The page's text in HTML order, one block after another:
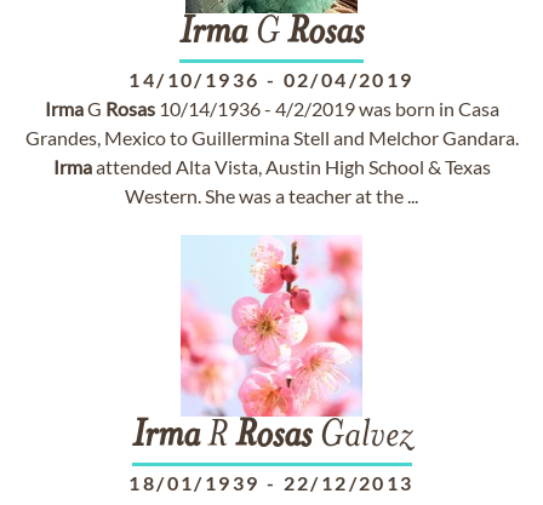
IrmaGRosas
14/10/1936 - 02/04/2019
IrmaG Rosas10/14/1936 - 4/2/2019 was born in Casa
Grandes, Mexico to Guillermina Stell and Melchor Gandara.
Irmaattended Alta Vista, Austin High School & Texas
Western. She was a teacher at the ...
IrmaRRosasGalvez
18/01/1939 - 22/12/2013